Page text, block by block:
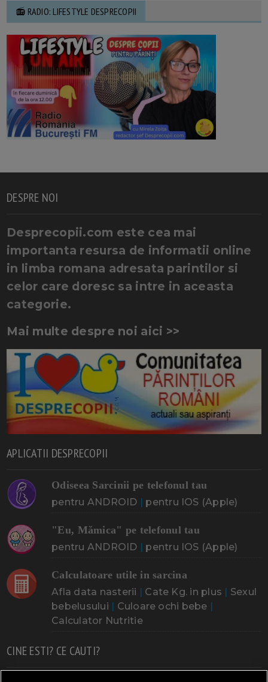
📻 RADIO: LIFESTYLE DESPRECOPII
DESPRE NOI
Desprecopii.com este cea mai
importanta resursa de informatii online
in limba romana adresata parintilor si
celor care doresc sa intre in aceasta
categorie.
Mai multe despre noi aici >>
APLICATII DESPRECOPII
Odiseea Sarcinii pe telefonul tau
pentru ANDROID | pentru IOS (Apple)
"Eu, Mămica" pe telefonul tau
pentru ANDROID | pentru IOS (Apple)
Calculatoare utile in sarcina
Afla data nasterii | Cate Kg. in plus | Sexul
bebelusului | Culoare ochi bebe |
Calculator Nutritie
CINE ESTI? CE CAUTI?